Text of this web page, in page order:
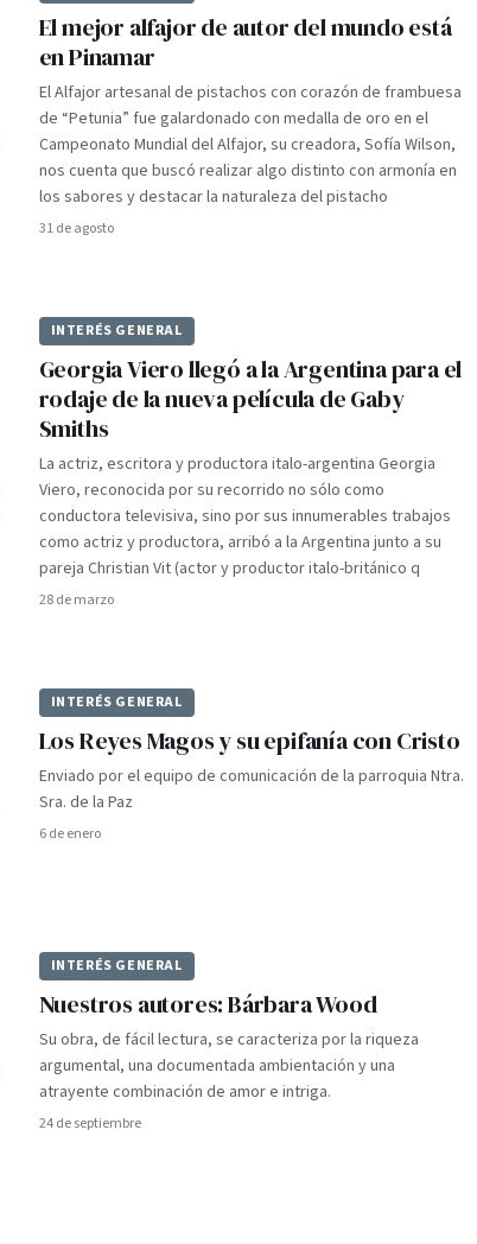
El mejor alfajor de autor del mundo está
en Pinamar
El Alfajor artesanal de pistachos con corazón de frambuesa
de “Petunia” fue galardonado con medalla de oro en el
Campeonato Mundial del Alfajor, su creadora, Sofía Wilson,
nos cuenta que buscó realizar algo distinto con armonía en
los sabores y destacar la naturaleza del pistacho
31 de agosto
INTERÉS GENERAL
Georgia Viero llegó a la Argentina para el
rodaje de la nueva película de Gaby
Smiths
La actriz, escritora y productora italo-argentina Georgia
Viero, reconocida por su recorrido no sólo como
conductora televisiva, sino por sus innumerables trabajos
como actriz y productora, arribó a la Argentina junto a su
pareja Christian Vit (actor y productor italo-británico q
28 de marzo
INTERÉS GENERAL
Los Reyes Magos y su epifanía con Cristo
Enviado por el equipo de comunicación de la parroquia Ntra.
Sra. de la Paz
6 de enero
PIONERO
INTERÉS GENERAL
Nuestros autores: Bárbara Wood
Su obra, de fácil lectura, se caracteriza por la riqueza
argumental, una documentada ambientación y una
atrayente combinación de amor e intriga.
24 de septiembre